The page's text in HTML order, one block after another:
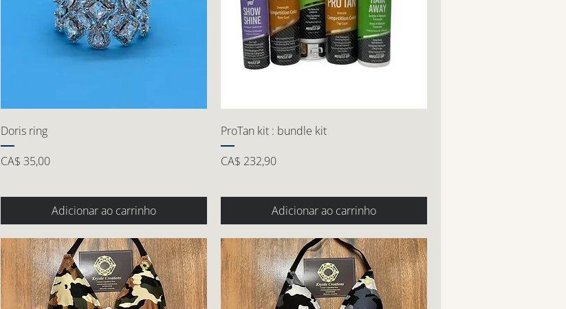
Doris ring
Preço
CA$ 35,00
Adicionar ao carrinho
ProTan kit : bundle kit
Preço
CA$ 232,90
Adicionar ao carrinho